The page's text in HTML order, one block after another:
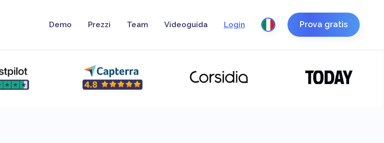
Demo Prezzi Team Videoguida Login Prova gratis